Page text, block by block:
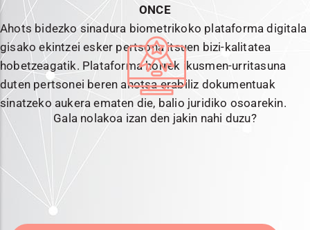
ONCE
Ahots bidezko sinadura biometrikoko plataforma digitala
gisako ekintzei esker pertsona itsuen bizi-kalitatea
hobetzeagatik. Plataforma horrek ikusmen-urritasuna
duten pertsonei beren ahotsa erabiliz dokumentuak
sinatzeko aukera ematen die, balio juridiko osoarekin.
Gala nolakoa izan den jakin nahi duzu?